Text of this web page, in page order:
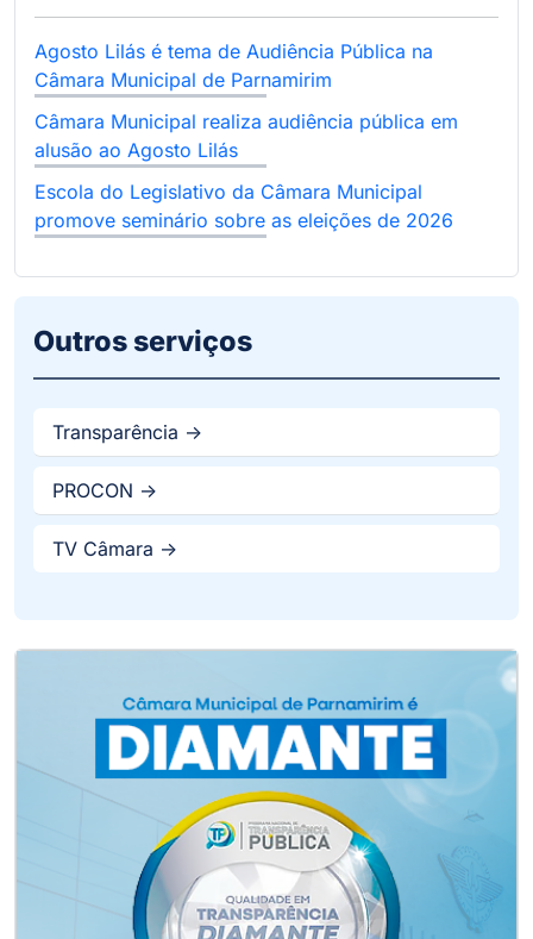
Agosto Lilás é tema de Audiência Pública na
Câmara Municipal de Parnamirim
Câmara Municipal realiza audiência pública em
alusão ao Agosto Lilás
Escola do Legislativo da Câmara Municipal
promove seminário sobre as eleições de 2026
Outros serviços
Transparência ->
PROCON ->
TV Câmara ->